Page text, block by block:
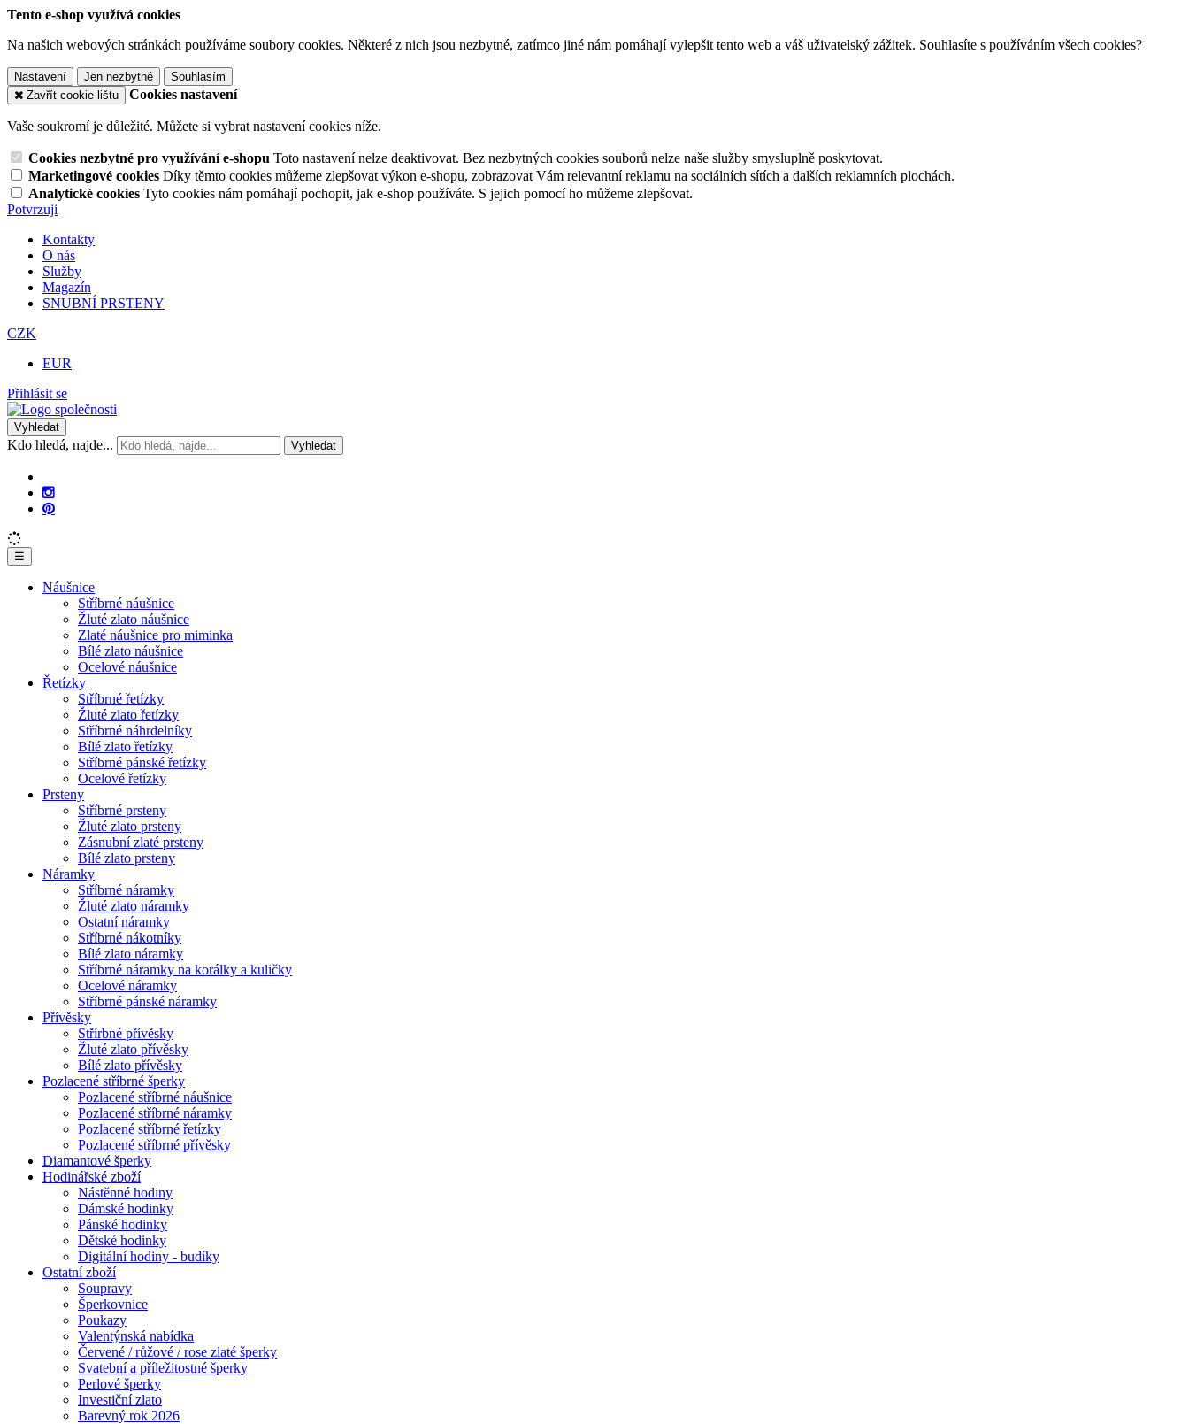
Tento e-shop využívá cookies
Na našich webových stránkách používáme soubory cookies. Některé z nich jsou nezbytné, zatímco jiné nám pomáhají vylepšit tento web a váš uživatelský zážitek. Souhlasíte s používáním všech cookies?
Nastavení Jen nezbytné
Souhlasím
Zavřít cookie lištu
Cookies nastavení
Vaše soukromí je důležité. Můžete si vybrat nastavení cookies níže.
Cookies nezbytné pro využívání e-shopu Toto nastavení nelze deaktivovat. Bez nezbytných cookies souborů nelze naše služby smysluplně poskytovat.
Marketingové cookies Díky těmto cookies můžeme zlepšovat výkon e-shopu, zobrazovat Vám relevantní reklamu na sociálních sítích a dalších reklamních plochách.
Analytické cookies Tyto cookies nám pomáhají pochopit, jak e-shop používáte. S jejich pomocí ho můžeme zlepšovat.
Potvrzuji
Kontakty
O nás
Služby
Magazín
SNUBNÍ PRSTENY
CZK
EUR
Přihlásit se
Vyhledat
Kdo hledá, najde... Vyhledat
☰
Náušnice
Stříbrné náušnice
Žluté zlato náušnice
Zlaté náušnice pro miminka
Bílé zlato náušnice
Ocelové náušnice
Řetízky
Stříbrné řetízky
Žluté zlato řetízky
Stříbrné náhrdelníky
Bílé zlato řetízky
Stříbrné pánské řetízky
Ocelové řetízky
Prsteny
Stříbrné prsteny
Žluté zlato prsteny
Zásnubní zlaté prsteny
Bílé zlato prsteny
Náramky
Stříbrné náramky
Žluté zlato náramky
Ostatní náramky
Stříbrné nákotníky
Bílé zlato náramky
Stříbrné náramky na korálky a kuličky
Ocelové náramky
Stříbrné pánské náramky
Přívěsky
Střírbné přívěsky
Žluté zlato přívěsky
Bílé zlato přívěsky
Pozlacené stříbrné šperky
Pozlacené stříbrné náušnice
Pozlacené stříbrné náramky
Pozlacené stříbrné řetízky
Pozlacené stříbrné přívěsky
Diamantové šperky
Hodinářské zboží
Nástěnné hodiny
Dámské hodinky
Pánské hodinky
Dětské hodinky
Digitální hodiny - budíky
Ostatní zboží
Soupravy
Šperkovnice
Poukazy
Valentýnská nabídka
Červené / růžové / rose zlaté šperky
Svatební a příležitostné šperky
Perlové šperky
Investiční zlato
Barevný rok 2026